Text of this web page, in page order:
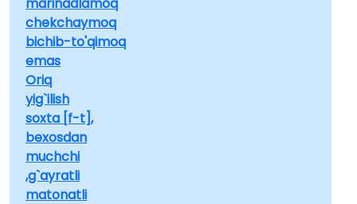
chekchaymoq
bichib-to'qimoq
emas
Oriq
yig`ilish
soxta [f-t],
bexosdan
muchchi
,g`ayratli
matonatli